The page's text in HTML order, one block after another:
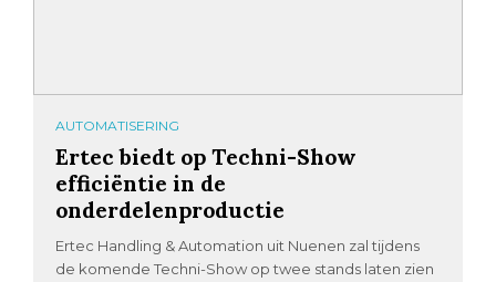
AUTOMATISERING
Ertec biedt op Techni-Show
efficiëntie in de
onderdelenproductie
Ertec Handling & Automation uit Nuenen zal tijdens
de komende Techni-Show op twee stands laten zien